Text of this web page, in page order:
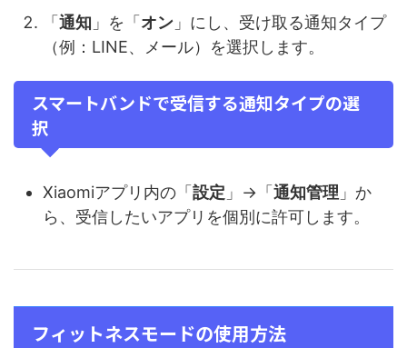
「通知 」を「オン 」にし、受け取る通知タイプ
（例：LINE、メール）を選択します。
スマートバンドで受信する通知タイプの選
択
Xiaomiアプリ内の「設定 」→「通知管理 」か
ら、受信したいアプリを個別に許可します。
フィットネスモードの使用方法